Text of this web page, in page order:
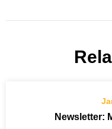
Newsletter: